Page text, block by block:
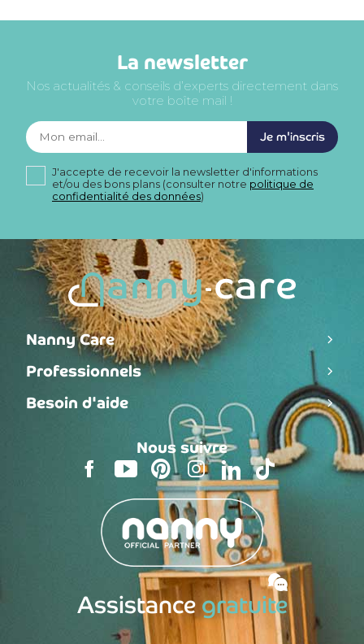
La newsletter
Nos actualités & conseils d’experts directement dans
votre boîte mail !
Je m'inscris
J'accepte de recevoir la newsletter d'informations
et/ou des bons plans (consulter notre politique de
confidentialité des données)
Nanny Care
Professionnels
Besoin d'aide
Nous suivre
Assistance gratuite